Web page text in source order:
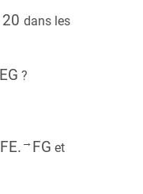
20 dans les
?
FE.→ FG et